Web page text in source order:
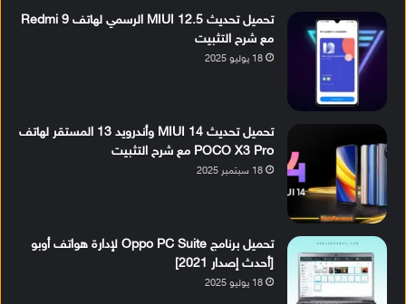
تحميل تحديث MIUI 12.5 الرسمي لهاتف Redmi 9
مع شرح التثبيت
18 يوليو 2025
تحميل تحديث MIUI 14 وأندرويد 13 المستقر لهاتف
POCO X3 Pro مع شرح التثبيت
18 سبتمبر 2025
تحميل برنامج Oppo PC Suite لإدارة هواتف أوبو
[أحدث إصدار 2021]
18 يوليو 2025